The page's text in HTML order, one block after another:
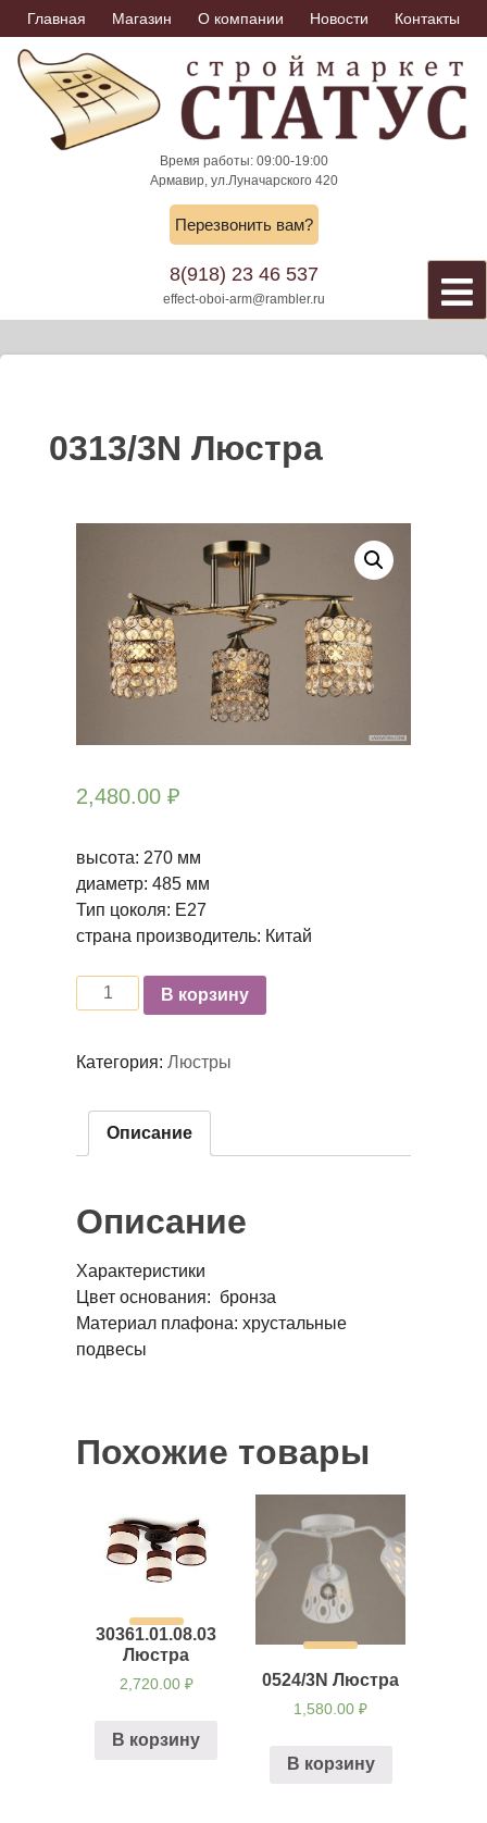
Skip
to
content
Главная Магазин О компании Новости Контакты
Время работы: 09:00-19:00
Армавир, ул.Луначарского 420
Перезвонить вам?
8(918) 23 46 537
effect-oboi-arm@rambler.ru
0313/3N Люстра
2,480.00 ₽
высота: 270 мм
диаметр: 485 мм
Тип цоколя: Е27
страна производитель: Китай
КоличествоВ корзину
Категория: Люстры
Описание
Описание
Характеристики
Цвет основания: бронза
Материал плафона: хрустальные
подвесы
Похожие товары
30361.01.08.03
Люстра
2,720.00 ₽
В корзину
0524/3N Люстра
1,580.00₽
В корзину